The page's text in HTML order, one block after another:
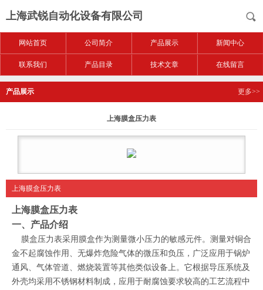
上海武锐自动化设备有限公司
网站首页 公司简介 产品展示 新闻中心
联系我们 产品目录 技术文章 在线留言
产品展示 更多>>
上海膜盒压力表
上海膜盒压力表
上海膜盒压力表
一、产品介绍
膜盒压力表采用膜盒作为测量微小压力的敏感元件。测量对铜合
金不起腐蚀作用、无爆炸危险气体的微压和负压，广泛应用于锅炉
通风、气体管道、燃烧装置等其他类似设备上。它根据导压系统及
外壳均采用不锈钢材料制成，应用于耐腐蚀要求较高的工艺流程中